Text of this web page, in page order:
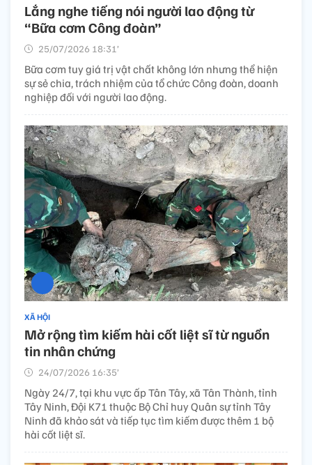
Lắng nghe tiếng nói người lao động từ
“Bữa cơm Công đoàn”
25/07/2026 18:31’
Bữa cơm tuy giá trị vật chất không lớn nhưng thể hiện
sự sẻ chia, trách nhiệm của tổ chức Công đoàn, doanh
nghiệp đối với người lao động.
XÃ HỘI
Mở rộng tìm kiếm hài cốt liệt sĩ từ nguồn
tin nhân chứng
24/07/2026 16:35’
Ngày 24/7, tại khu vực ấp Tân Tây, xã Tân Thành, tỉnh
Tây Ninh, Đội K71 thuộc Bộ Chỉ huy Quân sự tỉnh Tây
Ninh đã khảo sát và tiếp tục tìm kiếm được thêm 1 bộ
hài cốt liệt sĩ.